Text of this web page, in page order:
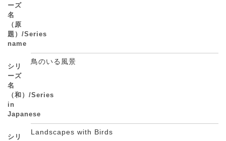
ーズ
名
（原
題）/Series
name
シリ
ーズ
名
（和）/Series
in
Japanese
鳥のいる風景
シリ
Landscapes with Birds